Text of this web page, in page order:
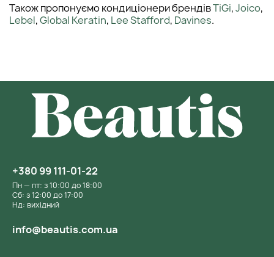
Також пропонуємо кондиціонери брендівTiGi,Joico,
Lebel,Global Keratin, Lee Stafford, Davines.
+380 99 111-01-22
Пн — пт: з 10:00 до 18:00
Сб: з 12:00 до 17:00
Нд: вихідний
info@beautis.com.ua